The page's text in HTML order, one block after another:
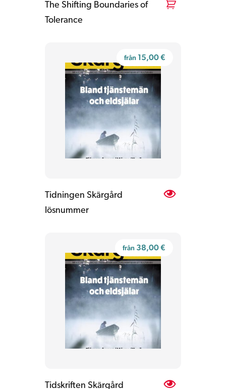
The Shifting Boundaries of
Tolerance
från 15,00€
Tidningen Skärgård
lösnummer
från 38,00€
Tidskriften Skärgård